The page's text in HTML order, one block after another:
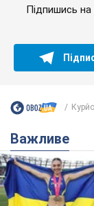
Підпишись
Важливе